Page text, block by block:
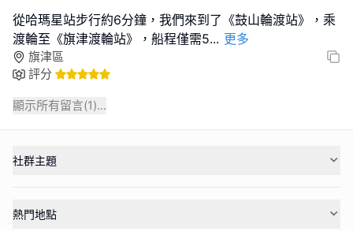
從哈瑪星站步行約6分鐘，我們來到了《鼓山輪渡站》，乘
渡輪至《旗津渡輪站》，船程僅需5... 更多
旗津區
評分
顯示所有留言(1)...
社群主題
熱門地點